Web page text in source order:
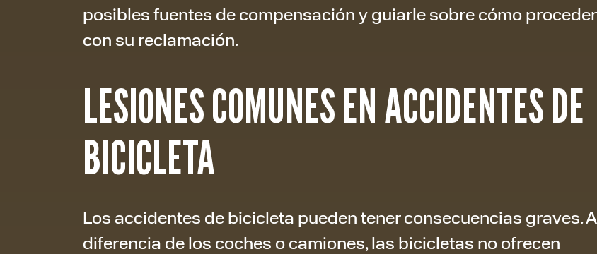
posibles fuentes de compensación y guiarle sobre cómo proceder
con su reclamación.
LESIONES COMUNES EN ACCIDENTES DE
BICICLETA
Los accidentes de bicicleta pueden tener consecuencias graves. A
diferencia de los coches o camiones, las bicicletas no ofrecen